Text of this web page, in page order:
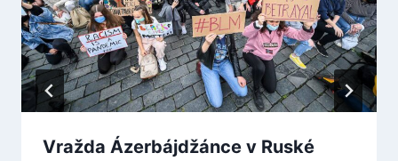
Vražda Ázerbájdžánce v Ruské